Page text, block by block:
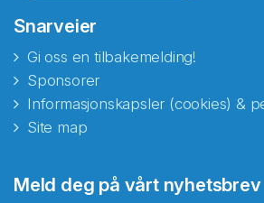
Snarveier
Gi oss en tilbakemelding!
Sponsorer
Informasjonskapsler (cookies) &
Site map
Meld deg på vårt nyhetsbrev